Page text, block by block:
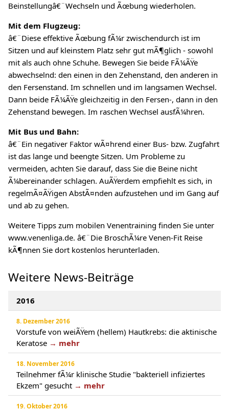
Beinstellungâ€¨Wechseln und Ãœbung wiederholen.
Mit dem Flugzeug:
â€¨Diese effektive Ãœbung fÃ¼r zwischendurch ist im
Sitzen und auf kleinstem Platz sehr gut mÃ¶glich - sowohl
mit als auch ohne Schuhe. Bewegen Sie beide FÃ¼ÃŸe
abwechselnd: den einen in den Zehenstand, den anderen in
den Fersenstand. Im schnellen und im langsamen Wechsel.
Dann beide FÃ¼ÃŸe gleichzeitig in den Fersen-, dann in den
Zehenstand bewegen. Im raschen Wechsel ausfÃ¼hren.
Mit Bus und Bahn:
â€¨Ein negativer Faktor wÃ¤hrend einer Bus- bzw. Zugfahrt
ist das lange und beengte Sitzen. Um Probleme zu
vermeiden, achten Sie darauf, dass Sie die Beine nicht
Ã¼bereinander schlagen. AuÃŸerdem empfiehlt es sich, in
regelmÃ¤ÃŸigen AbstÃ¤nden aufzustehen und im Gang auf
und ab zu gehen.
Weitere Tipps zum mobilen Venentraining finden Sie unter
www.venenliga.de. â€¨Die BroschÃ¼re Venen-Fit Reise
kÃ¶nnen Sie dort kostenlos herunterladen.
Weitere News-Beiträge
2016
8. Dezember 2016
Vorstufe von weiÃŸem (hellem) Hautkrebs: die aktinische
Keratose → mehr
18. November 2016
Teilnehmer fÃ¼r klinische Studie "bakteriell infiziertes
Ekzem" gesucht → mehr
19. Oktober 2016